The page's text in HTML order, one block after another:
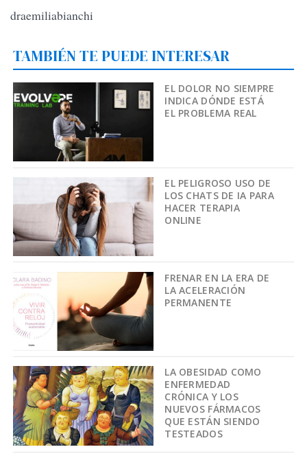
draemiliabianchi
TAMBIÉN TE PUEDE INTERESAR
EL DOLOR NO SIEMPRE
INDICA DÓNDE ESTÁ
EL PROBLEMA REAL
EL PELIGROSO USO DE
LOS CHATS DE IA PARA
HACER TERAPIA
ONLINE
FRENAR EN LA ERA DE
LA ACELERACIÓN
PERMANENTE
LA OBESIDAD COMO
ENFERMEDAD
CRÓNICA Y LOS
NUEVOS FÁRMACOS
QUE ESTÁN SIENDO
TESTEADOS